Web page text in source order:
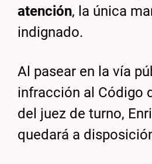
atención, la única
indignado.
Al pasear en la vía
infracción al Código
del juez de turno,
quedará a